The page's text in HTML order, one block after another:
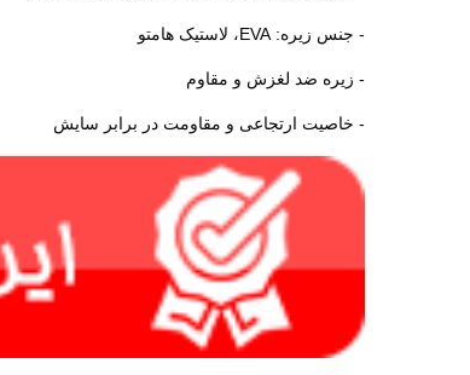
- جنس زیره: EVA، لاستیک هامتو
- زیره ضد لغزش و مقاوم
- خاصیت ارتجاعی و مقاومت در برابر سایش